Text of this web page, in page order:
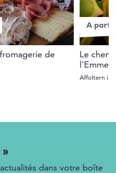
de
A partir
Le
Affoltern im
dans votre boîte